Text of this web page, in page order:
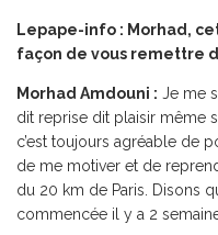
Lepape-info : Morhad,
façon de vous remettre
Morhad Amdouni : Je me
dit reprise dit plaisir même
c’est toujours agréable de
de me motiver et de
du 20 km de Paris. Disons
commencée il y a 2